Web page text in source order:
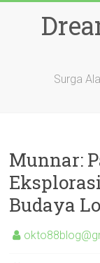
Surga
Munnar:
Budaya